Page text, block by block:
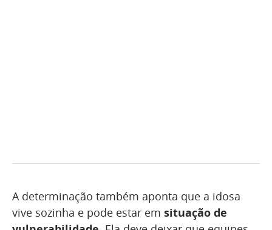
A determinação também aponta que a idosa
vive sozinha e pode estar em situação de